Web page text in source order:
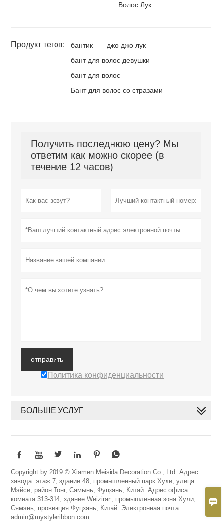

Волос Лук
Продукт тегов: бантик
джо джо лук
бант для волос девушки
бант для волос
Бант для волос со стразами
Получить последнюю цену? Мы
ответим как можно скорее (в
течение 12 часов)
отправить
Политика конфиденциальности
БОЛЬШЕ УСЛУГ
     
Copyright by 2019 © Xiamen Meisida Decoration Co., Ltd. Адрес
завода: этаж 7, здание 48, промышленный парк Хули, улица
Мэйси, район Тонг, Сямынь, Фуцзянь, Китай. Адрес офиса:
комната 313-314, здание Weiziran, промышленная зона Хули,
Сямэнь, провинция Фуцзянь, Китай. Электронная почта:
admin@mystyleribbon.com